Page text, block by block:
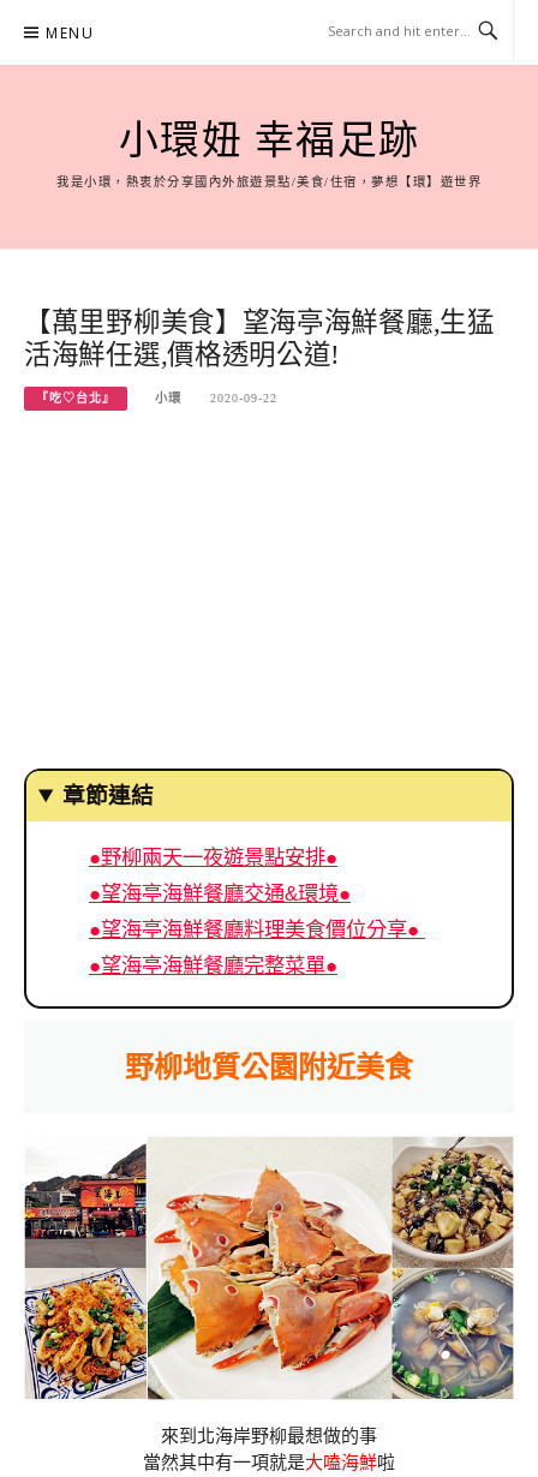
content
MENU
小環妞 幸福足跡
我是小環，熱衷於分享國內外旅遊景點/美食/住宿，夢想【環】遊世界
【萬里野柳美食】望海亭海鮮餐廳,生猛
活海鮮任選,價格透明公道!
『吃♡台北』 小環 2020-09-22
章節連結
●野柳兩天一夜遊景點安排●
●望海亭海鮮餐廳交通&環境●
●望海亭海鮮餐廳料理美食價位分享●
●望海亭海鮮餐廳完整菜單●
野柳地質公園附近美食
來到北海岸野柳最想做的事
當然其中有一項就是大嗑海鮮啦